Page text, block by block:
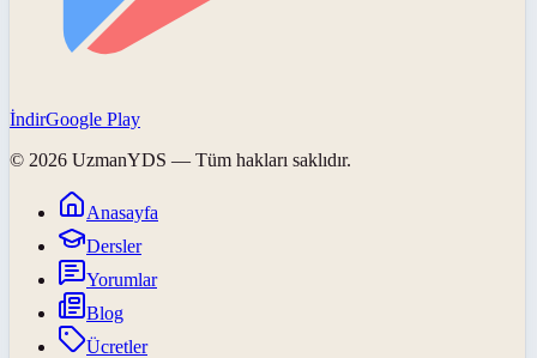
İndirGoogle Play
© 2026 UzmanYDS — Tüm hakları saklıdır.
Anasayfa
Dersler
Yorumlar
Blog
Ücretler